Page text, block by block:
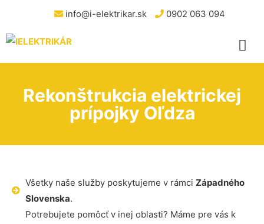
info@i-elektrikar.sk 0902 063 094
Rekonštrukcia elektrickej
prípojky Oľdza
Všetky naše služby poskytujeme v rámci Západného
Slovenska.
Potrebujete pomôcť v inej oblasti? Máme pre vás k